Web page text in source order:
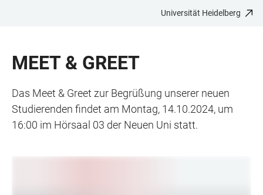
BARRIEREFREIHEIT
Universität Heidelberg
MEET & GREET
Das Meet & Greet zur Begrüßung unserer neuen
Studierenden findet am Montag, 14.10.2024, um
16:00 im Hörsaal 03 der Neuen Uni statt.